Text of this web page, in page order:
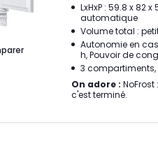
LxHxP : 59.8 x 82
automatique
Volume total :
Autonomie en
h, Pouvoir de
3 compartiments,
On adore :
c'est terminé.